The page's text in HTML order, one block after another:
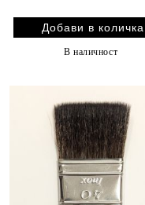
В наличност